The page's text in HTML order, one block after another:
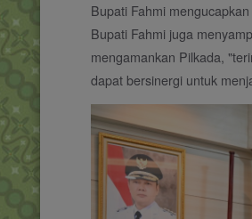
Bupati Fahmi
Bupati Fahmi juga
mengamankan Pilkada,
dapat bersinergi untuk